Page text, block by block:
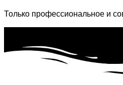
Только профессиональное и